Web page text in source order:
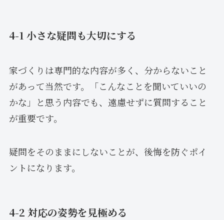
4-1 小さな疑問も大切にする
家づくりは専門的な内容が多く、分からないこと
があって当然です。「こんなことを聞いていいの
かな」と思う内容でも、遠慮せずに質問すること
が重要です。
疑問をそのままにしないことが、後悔を防ぐポイ
ントになります。
4-2 対応の姿勢を見極める